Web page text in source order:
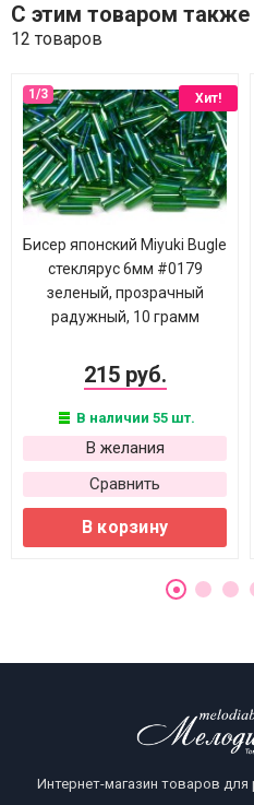
С этим товаром
12 товаров
Хит!
Бисер японский Miyuki Bugle
стеклярус 6мм #0179
зеленый, прозрачный
радужный, 10 грамм
215 руб.
В наличии 55 шт.
В желания
Сравнить
В корзину
Интернет-магазин товаров